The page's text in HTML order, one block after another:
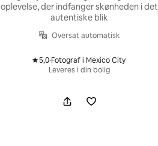
oplevelse, der indfanger skønheden i det
autentiske blik
Oversat automatisk
5,0
, ·Fotograf i Mexico City
Leveres i din bolig